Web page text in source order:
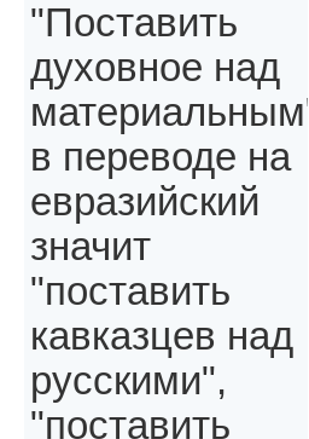
"Поставить
духовное над
материальным"
в переводе на
евразийский
значит
"поставить
кавказцев над
русскими",
"поставить